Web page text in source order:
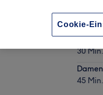
30
30
45 Min.
Cookie-